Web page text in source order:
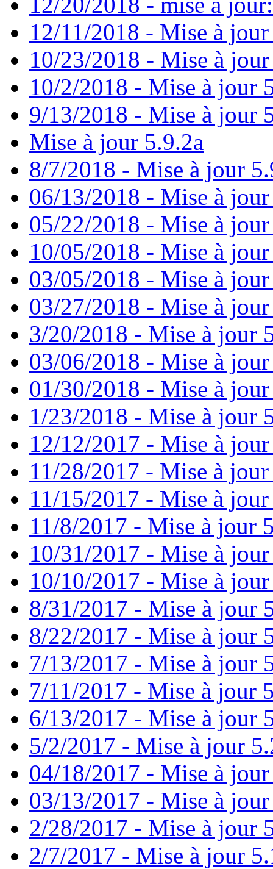
12/11/2018 - Mise à
10/23/2018 - Mise à
10/2/2018 - Mise à jour
9/13/2018 - Mise à jour
Mise à jour 5.9.2a
8/7/2018 - Mise à jour
06/13/2018 - Mise à
05/22/2018 - Mise à
10/05/2018 - Mise à
03/05/2018 - Mise à
03/27/2018 - Mise à
3/20/2018 - Mise à jour
03/06/2018 - Mise à
01/30/2018 - Mise à
1/23/2018 - Mise à jour
12/12/2017 - Mise à
11/28/2017 - Mise à
11/15/2017 - Mise à
11/8/2017 - Mise à jour
10/31/2017 - Mise à
10/10/2017 - Mise à
8/31/2017 - Mise à jour
8/22/2017 - Mise à jour
7/13/2017 - Mise à jour
7/11/2017 - Mise à jour
6/13/2017 - Mise à jour
5/2/2017 - Mise à jour
04/18/2017 - Mise à
03/13/2017 - Mise à
2/28/2017 - Mise à jour
2/7/2017 - Mise à jour